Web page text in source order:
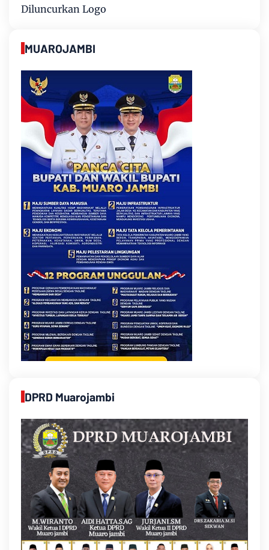
Diluncurkan Logo
MUAROJAMBI
DPRD Muarojambi